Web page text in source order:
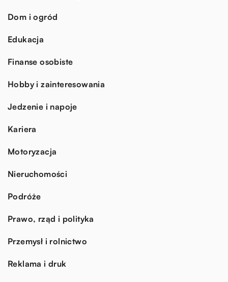
Dom i ogród
Edukacja
Finanse osobiste
Hobby i zainteresowania
Jedzenie i napoje
Kariera
Motoryzacja
Nieruchomości
Podróże
Prawo, rząd i polityka
Przemysł i rolnictwo
Reklama i druk